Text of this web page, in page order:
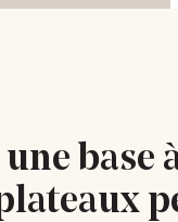
base